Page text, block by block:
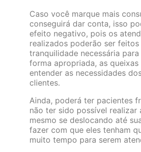
Caso você marque mais
conseguirá dar conta, isso
efeito negativo, pois os
realizados poderão ser feitos
tranquilidade necessária
forma apropriada, as queixas
entender as necessidades
clientes.
Ainda, poderá ter pacientes
não ter sido possível realizar
mesmo se deslocando até
fazer com que eles tenham
muito tempo para serem